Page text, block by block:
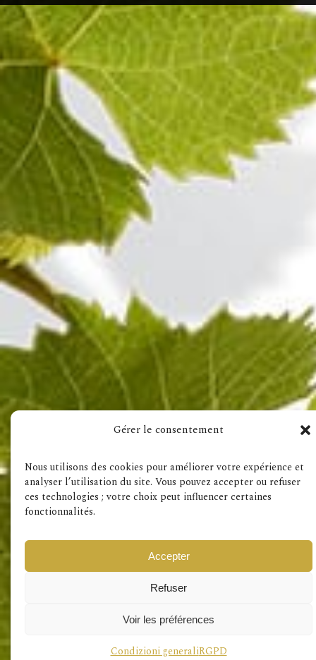
Gérer le consentement
Nous utilisons des cookies pour améliorer votre expérience et
analyser l’utilisation du site. Vous pouvez accepter ou refuser
ces technologies ; votre choix peut influencer certaines
fonctionnalités.
Accepter
Refuser
Voir les préférences
Condizioni generaliRGPD
100% Pinot Noir
Champagne ROSÉ